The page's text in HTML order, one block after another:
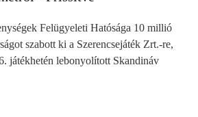
Felügyeleti Hatósága 10 millió
szabott ki a Szerencsejáték Zrt.-re,
játékhetén lebonyolított Skandináv